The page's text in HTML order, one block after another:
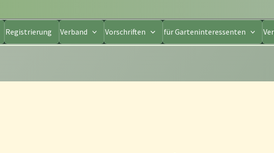
Registrierung Verband Vorschriften für Garteninteressenten